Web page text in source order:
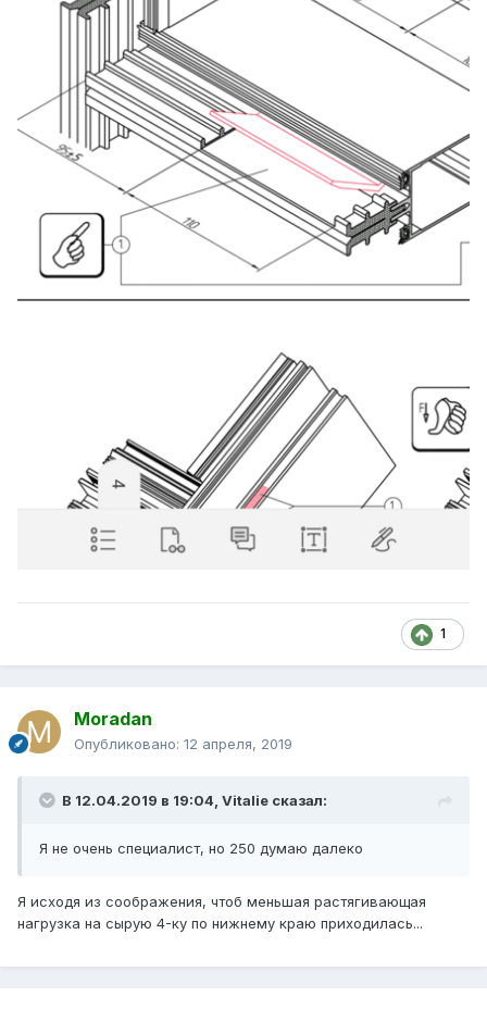
1
Moradan
Опубликовано: 12 апреля, 2019
В 12.04.2019 в 19:04, Vitalie сказал:
Я не очень специалист, но 250 думаю далеко
Я исходя из соображения, чтоб меньшая растягивающая
нагрузка на сырую 4-ку по нижнему краю приходилась...